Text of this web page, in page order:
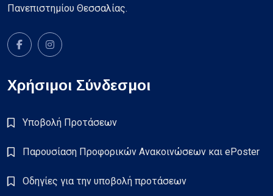
Πανεπιστημίου Θεσσαλίας.
Χρήσιμοι Σύνδεσμοι
Υποβολή Προτάσεων
Παρουσίαση Προφορικών Ανακοινώσεων και ePoster
Οδηγίες για την υποβολή προτάσεων